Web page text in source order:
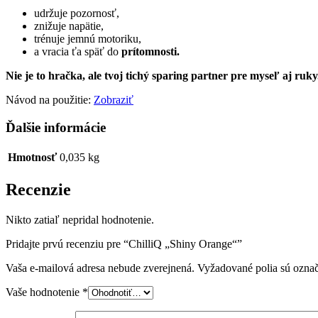
udržuje pozornosť,
znižuje napätie,
trénuje jemnú motoriku,
a vracia ťa späť do prítomnosti.
Nie je to hračka, ale tvoj tichý sparing partner pre myseľ aj
Návod na použitie: Zobraziť
Ďalšie informácie
Hmotnosť 0,035 kg
Recenzie
Nikto zatiaľ nepridal hodnotenie.
Pridajte prvú recenziu pre “ChilliQ „Shiny Orange“”
Vaša e-mailová adresa nebude zverejnená. Vyžadované polia sú
Vaše hodnotenie *